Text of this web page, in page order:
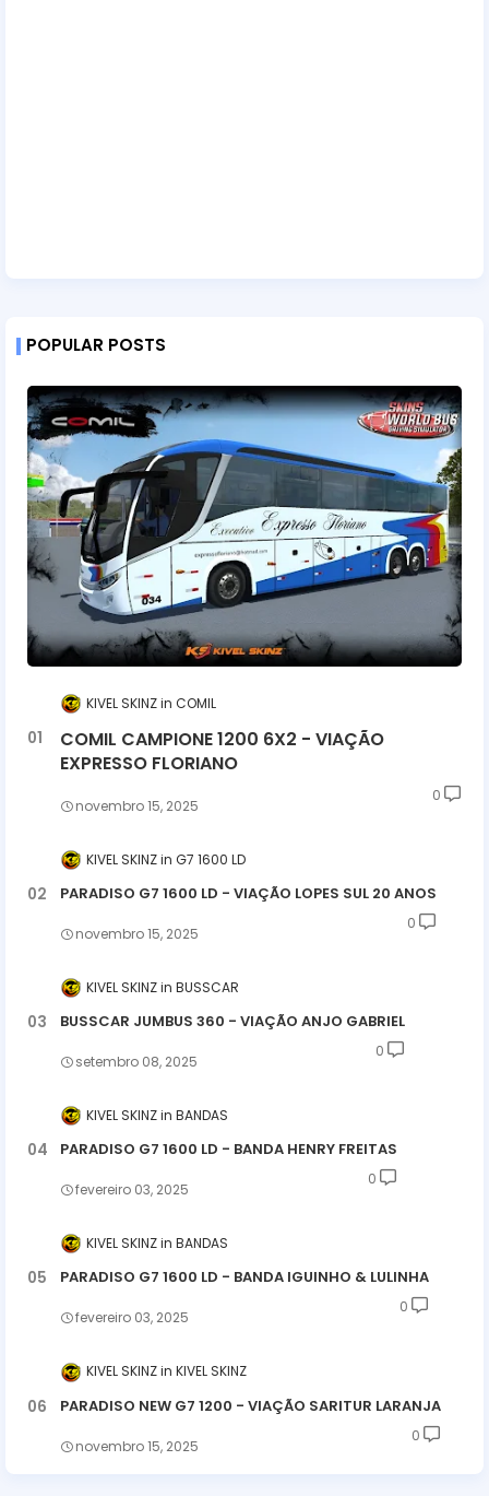
POPULAR POSTS
KIVEL SKINZ COMIL
COMIL CAMPIONE 1200 6X2 - VIAÇÃO
EXPRESSO FLORIANO
novembro 15, 2025
0
KIVEL SKINZ G7 1600 LD
PARADISO G7 1600 LD - VIAÇÃO LOPES SUL 20 ANOS
novembro 15, 2025
0
KIVEL SKINZ BUSSCAR
BUSSCAR JUMBUS 360 - VIAÇÃO ANJO GABRIEL
setembro 08, 2025
0
KIVEL SKINZ BANDAS
PARADISO G7 1600 LD - BANDA HENRY FREITAS
fevereiro 03, 2025
0
KIVEL SKINZ BANDAS
PARADISO G7 1600 LD - BANDA IGUINHO & LULINHA
fevereiro 03, 2025
0
KIVEL SKINZ KIVEL SKINZ
PARADISO NEW G7 1200 - VIAÇÃO SARITUR LARANJA
novembro 15, 2025
0